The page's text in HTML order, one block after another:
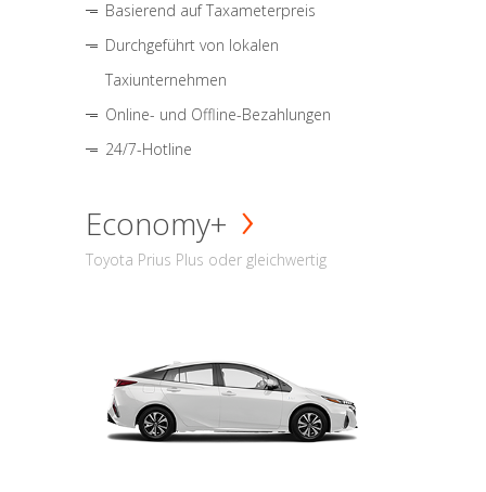
Basierend auf Taxameterpreis
Durchgeführt von lokalen
Taxiunternehmen
Online- und Offline-Bezahlungen
24/7-Hotline
Economy+
Toyota Prius Plus oder gleichwertig